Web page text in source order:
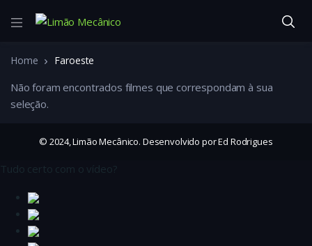
Home Faroeste
Não foram encontrados filmes que correspondam à sua
seleção.
© 2024, Limão Mecânico. Desenvolvido por Ed Rodrigues
Tudo certo com o vídeo?